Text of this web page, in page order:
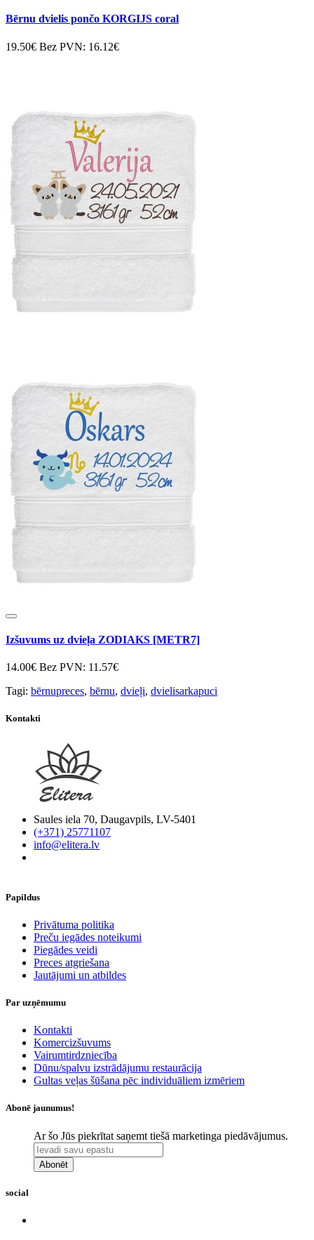
Bērnu dvielis pončo KORGIJS coral
19.50€ Bez PVN: 16.12€
Izšuvums uz dvieļa ZODIAKS [METR7]
14.00€ Bez PVN: 11.57€
Tagi: bērnupreces, bērnu, dvieļi, dvielisarkapuci
Kontakti
Saules iela 70, Daugavpils, LV-5401
(+371) 25771107
info@elitera.lv
Papildus
​Privātuma politika
Preču iegādes noteikumi
Piegādes veidi
Preces atgriešana
Jautājumi un atbildes
Par uzņēmumu
Kontakti
Komercizšuvums
Vairumtirdzniecība
Dūnu/spalvu izstrādājumu restaurācija
Gultas veļas šūšana pēc individuāliem izmēriem
Abonē jaunumus!
Ar šo Jūs piekrītat saņemt tiešā marketinga piedāvājumus.
Abonēt
social